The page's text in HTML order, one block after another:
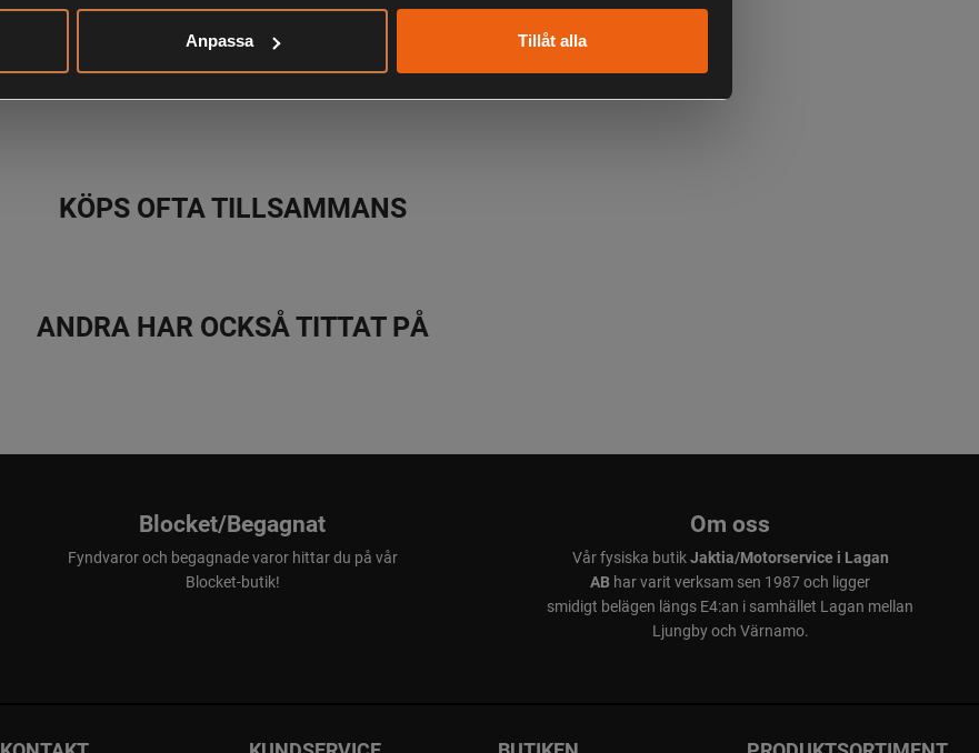
Anpassa Tillåt alla
KÖPS OFTA TILLSAMMANS
ANDRA HAR OCKSÅ TITTAT PÅ
Blocket/Begagnat
Fyndvaror och begagnade varor hittar du på vår
Blocket-butik!
Om oss
Vår fysiska butikJaktia/Motorservice i Lagan
AB har varit verksam sen 1987 och ligger
smidigt belägen längs E4:an i samhället Lagan mellan
Ljungby och Värnamo.